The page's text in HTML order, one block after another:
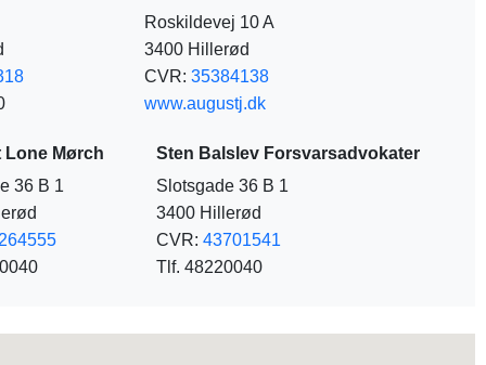
Roskildevej 10 A
3400 Hillerød
CVR: 35384138
www.augustj.dk
Mørch
36 B 1
Sten Balslev Forsvarsadvokater
Slotsgade 36 B 1
3400 Hillerød
CVR: 43701541
Tlf. 48220040